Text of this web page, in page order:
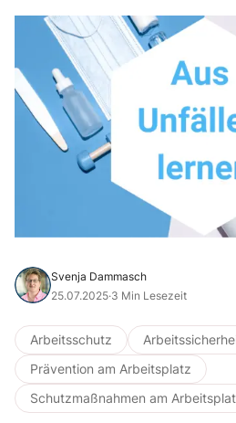
Svenja Dammasch
25.07.2025·3 Min Lesezeit
Arbeitsschutz
Prävention am Arbeitsplatz
Schutzmaßnahmen am